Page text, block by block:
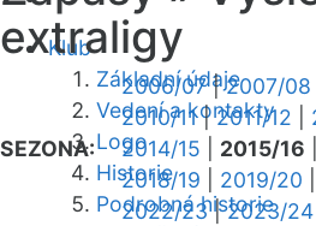
Klub
Základní údaje
Vedení a kontakty
Logo
Historie
Podrobná historie
extraligy
SEZONA:
2006/07|2007/08
2010/11|2011/12
2014/15
2015/16
2018/19
2019/20
2022/23|2023/24